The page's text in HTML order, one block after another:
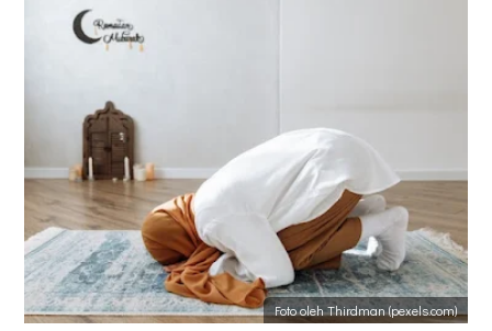
Foto oleh Thirdman (pexels.com)